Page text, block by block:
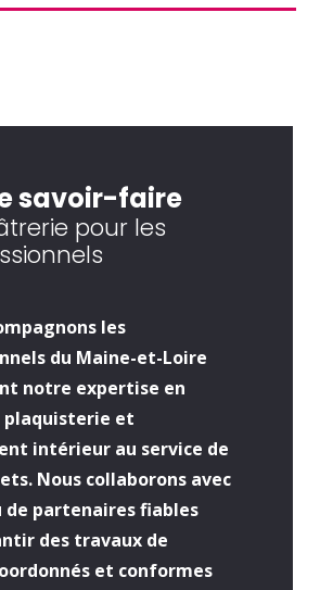
savoir-faire
pour les
les
du Maine-et-Loire
notre expertise en
et
intérieur au service de
Nous collaborons avec
de partenaires fiables
des travaux de
et conformes